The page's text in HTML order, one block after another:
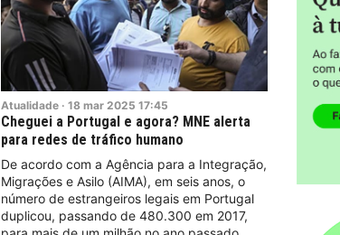
Atualidade · 18 mar 2025 17:45
Cheguei a Portugal e agora? MNE alerta
para redes de tráfico humano
De acordo com a Agência para a Integração,
Migrações e Asilo (AIMA), em seis anos, o
número de estrangeiros legais em Portugal
duplicou, passando de 480.300 em 2017,